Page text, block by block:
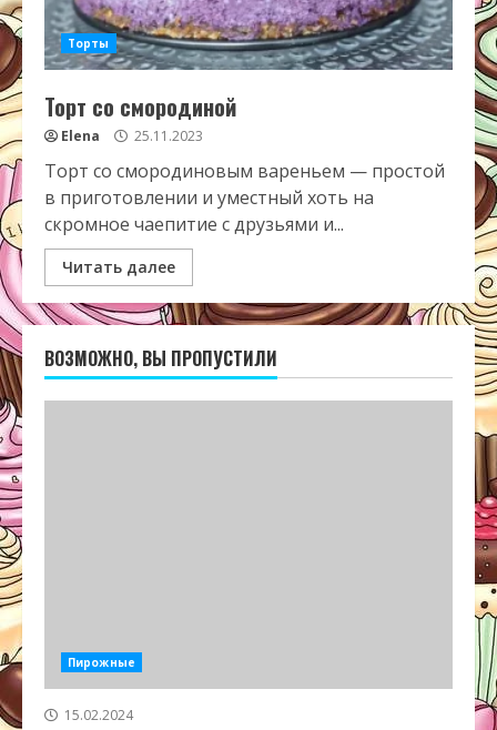
Торты
Торт со смородиной
Elena 25.11.2023
Торт со смородиновым вареньем — простой
в приготовлении и уместный хоть на
скромное чаепитие с друзьями и...
Читать далее
ВОЗМОЖНО, ВЫ ПРОПУСТИЛИ
Пирожные
15.02.2024